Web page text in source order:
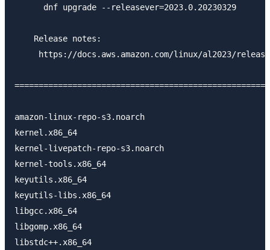
      dnf upgrade --releasever=2023.0.20230329
    Release notes:
https://docs.aws.amazon.com/linux/al2023/
amazon-linux-repo-s3.noarch
kernel.x86_64
kernel-livepatch-repo-s3.noarch
kernel-tools.x86_64
keyutils.x86_64
keyutils-libs.x86_64
libgcc.x86_64
libgomp.x86_64
libstdc++.x86_64